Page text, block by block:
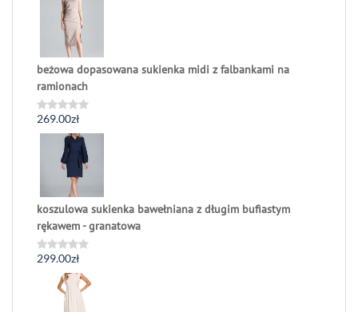
beżowa dopasowana sukienka midi z falbankami na
ramionach
Oceniono
0
269.00zł
koszulowa sukienka bawełniana z długim bufiastym
rękawem - granatowa
Oceniono
299.00zł